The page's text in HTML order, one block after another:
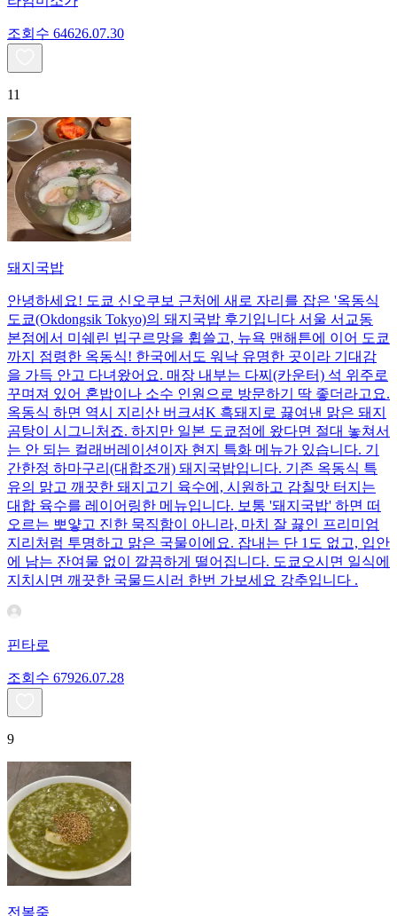
조회수 64626.07.30
11
돼지국밥
안녕하세요! 도쿄 신오쿠보 근처에 새로 자리를 잡은 '옥동식
도쿄(Okdongsik Tokyo)의 돼지국밥 후기입니다 서울 서교동
본점에서 미쉐린 빕구르망을 휩쓸고, 뉴욕 맨해튼에 이어 도쿄
까지 점령한 옥동식! 한국에서도 워낙 유명한 곳이라 기대감
을 가득 안고 다녀왔어요. 매장 내부는 다찌(카운터) 석 위주로
꾸며져 있어 혼밥이나 소수 인원으로 방문하기 딱 좋더라고요.
옥동식 하면 역시 지리산 버크셔K 흑돼지로 끓여낸 맑은 돼지
곰탕이 시그니처죠. 하지만 일본 도쿄점에 왔다면 절대 놓쳐서
는 안 되는 컬래버레이션이자 현지 특화 메뉴가 있습니다. 기
간한정 하마구리(대합조개) 돼지국밥입니다. 기존 옥동식 특
유의 맑고 깨끗한 돼지고기 육수에, 시원하고 감칠맛 터지는
대합 육수를 레이어링한 메뉴입니다. 보통 '돼지국밥' 하면 떠
오르는 뽀얗고 진한 묵직함이 아니라, 마치 잘 끓인 프리미엄
지리처럼 투명하고 맑은 국물이에요. 잡내는 단 1도 없고, 입안
에 남는 잔여물 없이 깔끔하게 떨어집니다. 도쿄오시면 일식에
지치시면 깨끗한 국물드시러 한번 가보세요 강추입니다 .
핀타로
조회수 67926.07.28
9
전복죽